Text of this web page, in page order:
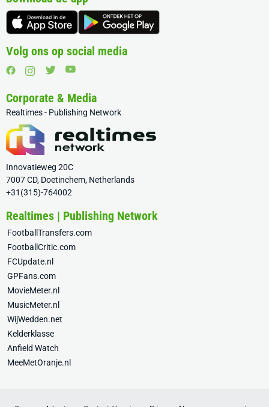
Volg ons op social media
Corporate & Media
Realtimes - Publishing Network
Innovatieweg 20C
7007 CD, Doetinchem, Netherlands
+31(315)-764002
Realtimes | Publishing Network
FootballTransfers.com
FootballCritic.com
FCUpdate.nl
GPFans.com
MovieMeter.nl
MusicMeter.nl
WijWedden.net
Kelderklasse
Anfield Watch
MeeMetOranje.nl